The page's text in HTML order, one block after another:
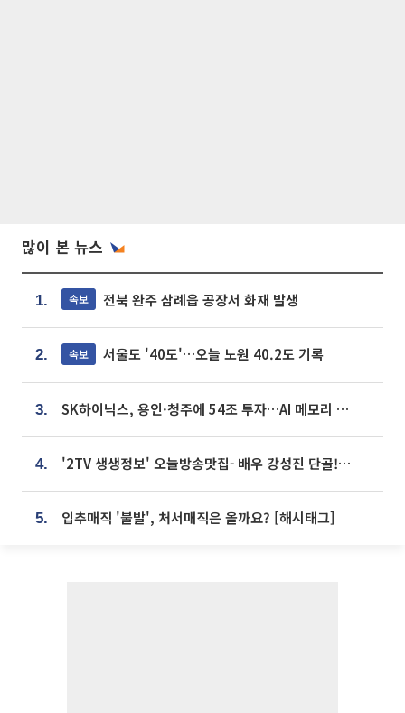
많이 본 뉴스
1. 속보 전북 완주 삼례읍 공장서 화재 발생
2. 속보 서울도 '40도'…오늘 노원 40.2도 기록
3. SK하이닉스, 용인·청주에 54조 투자…AI 메모리 생산기지 키운다
4. '2TV 생생정보' 오늘방송맛집- 배우 강성진 단골! 쌀국수ㆍ푸팟퐁 커리 맛집 '블○○○'
5. 입추매직 '불발', 처서매직은 올까요? [해시태그]